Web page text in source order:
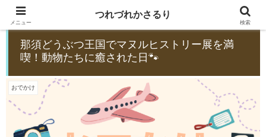
那須どうぶつ王国でマヌルヒストリー展を満
喫！動物たちに癒された日🐾
おでかけ
メニュー
つれづれかさるり
検索